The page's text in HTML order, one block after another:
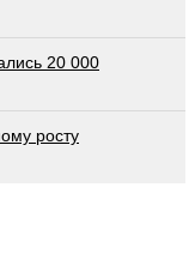
20 000
росту